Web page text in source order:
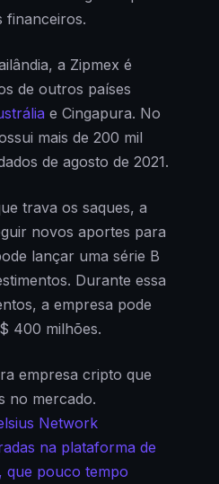
financeiros.
a Zipmex é
de outros países
e Cingapura. No
mais de 200 mil
de agosto de 2021.
trava os saques, a
novos aportes para
lançar uma série B
Durante essa
a empresa pode
400 milhões.
empresa cripto que
no mercado.
Network
na plataforma de
que pouco tempo